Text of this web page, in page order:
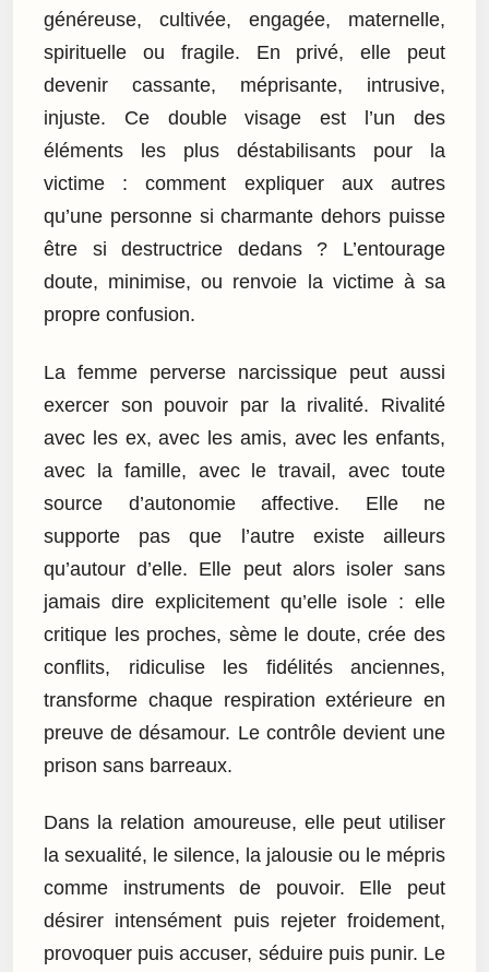
généreuse, cultivée, engagée, maternelle,
spirituelle ou fragile. En privé, elle peut
devenir cassante, méprisante, intrusive,
injuste. Ce double visage est l’un des
éléments les plus déstabilisants pour la
victime : comment expliquer aux autres
qu’une personne si charmante dehors puisse
être si destructrice dedans ? L’entourage
doute, minimise, ou renvoie la victime à sa
propre confusion.
La femme perverse narcissique peut aussi
exercer son pouvoir par la rivalité. Rivalité
avec les ex, avec les amis, avec les enfants,
avec la famille, avec le travail, avec toute
source d’autonomie affective. Elle ne
supporte pas que l’autre existe ailleurs
qu’autour d’elle. Elle peut alors isoler sans
jamais dire explicitement qu’elle isole : elle
critique les proches, sème le doute, crée des
conflits, ridiculise les fidélités anciennes,
transforme chaque respiration extérieure en
preuve de désamour. Le contrôle devient une
prison sans barreaux.
Dans la relation amoureuse, elle peut utiliser
la sexualité, le silence, la jalousie ou le mépris
comme instruments de pouvoir. Elle peut
désirer intensément puis rejeter froidement,
provoquer puis accuser, séduire puis punir. Le